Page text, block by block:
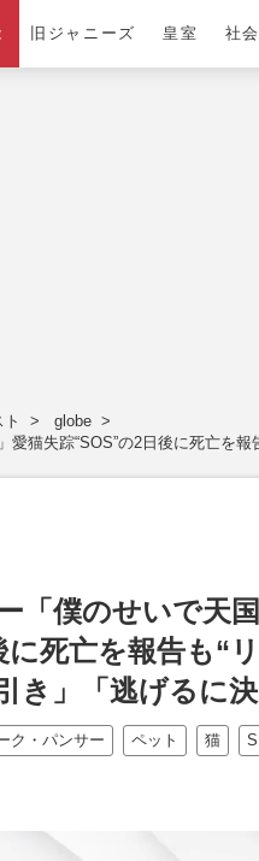
旧ジャニーズ 皇室 社
globe
猫失踪“SOS”の2日後に死亡を
「僕のせいで天
に死亡を報告も“
き」「逃げるに
ク・パンサー ペット 猫